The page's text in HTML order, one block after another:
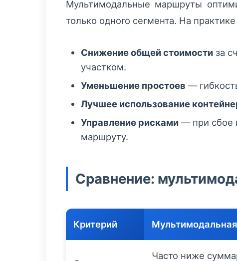
Мультимодальные маршруты
только одного сегмента. На практике
Снижение общей стоимости за
участком.
Уменьшение простоев —
Лучшее использование
Управление рисками — при сбое
маршруту.
Сравнение:
Критерий
Часто ниже